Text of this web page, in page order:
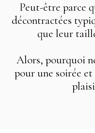
Peut-être parce
décontractées
que leur
Alors, pourquoi
pour une soirée